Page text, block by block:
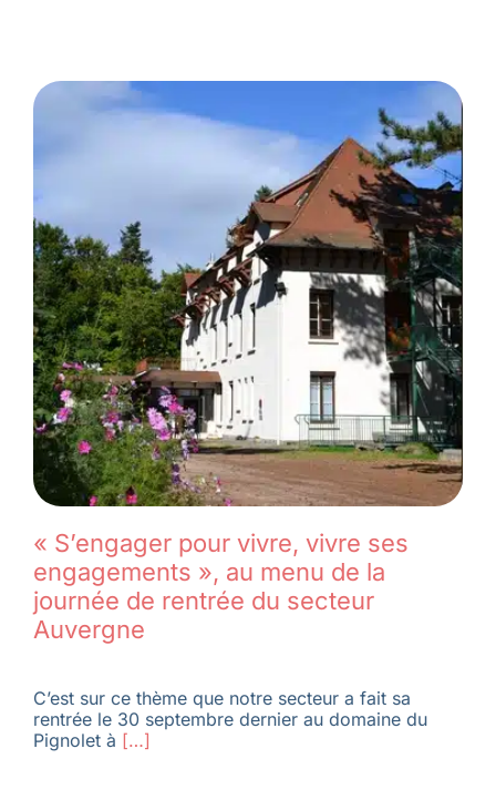
« S’engager pour vivre, vivre ses
engagements », au menu de la
journée de rentrée du secteur
Auvergne
C’est sur ce thème que notre secteur a fait sa
rentrée le 30 septembre dernier au domaine du
Pignolet à […]